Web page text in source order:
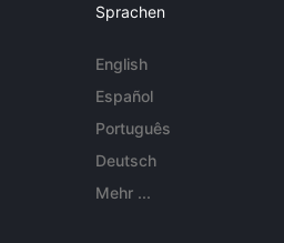
Sprachen
English
Español
Português
Deutsch
Mehr ...